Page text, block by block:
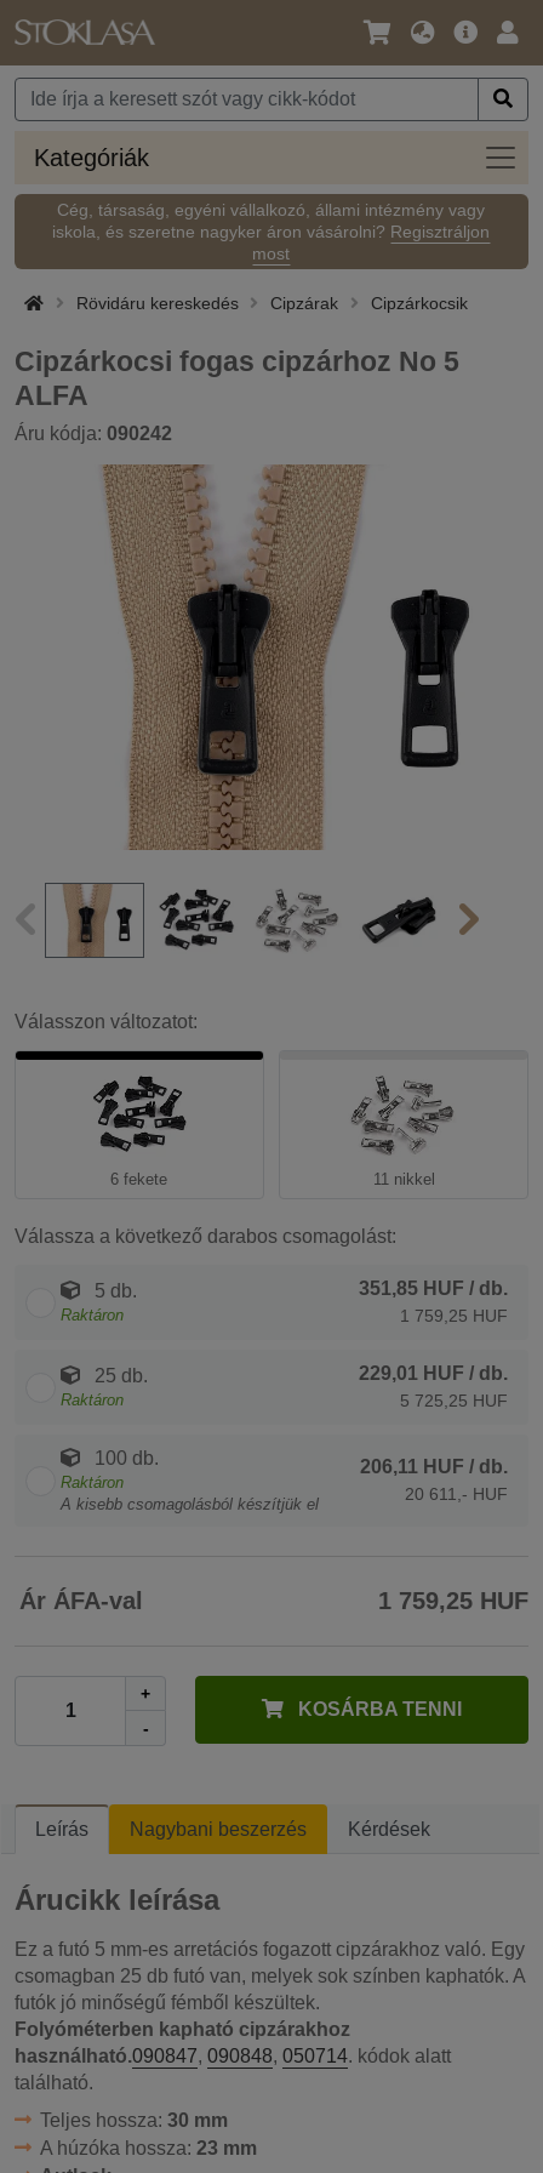
Nyelv
Pénznem
Fő
Kategóriák
Cég, társaság, egyéni vállalkozó, állami intézmény vagy
iskola, és szeretne nagyker áron vásárolni? Regisztráljon
most
Rövidáru kereskedés Cipzárak Cipzárkocsik
Cipzárkocsi fogas cipzárhoz No 5
ALFA
Áru kódja: 090242
Válasszon változatot:
6 fekete 11 nikkel
Válassza a következő darabos csomagolást:
5 db.
Raktáron
351,85 HUF / db.
1 759,25 HUF
25 db.
Raktáron
229,01 HUF / db.
5 725,25 HUF
100 db.
Raktáron
A kisebb csomagolásból készítjük el
206,11 HUF / db.
20 611,- HUF
Ár ÁFA-val 1 759,25 HUF
+
-
KOSÁRBA TENNI
Leírás Nagybani beszerzés Kérdések
Árucikk leírása
Ez a futó 5 mm-es arretációs fogazott cipzárakhoz való. Egy
csomagban 25 db futó van, melyek sok színben kaphatók. A
futók jó minőségű fémből készültek.
Folyóméterben kapható cipzárakhoz
használható.090847, 090848, 050714. kódok alatt
található.
Teljes hossza: 30 mm
A húzóka hossza: 23 mm